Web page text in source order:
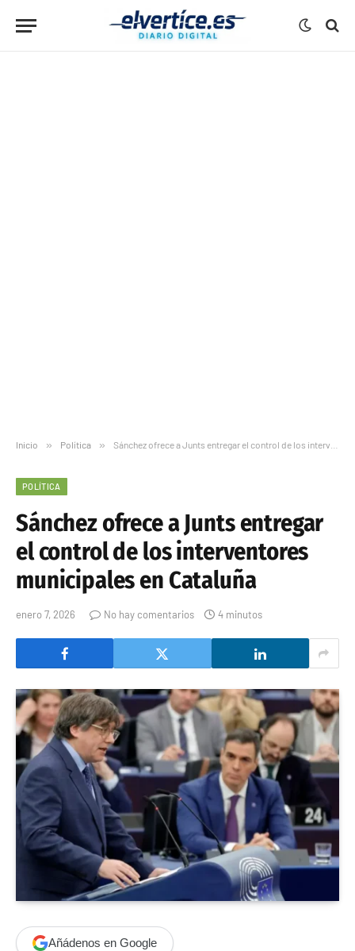
Inicio » Política » Sánchez ofrece a Junts entregar el control de los interventores municipales en Cataluña
POLÍTICA
Sánchez ofrece a Junts entregar
el control de los interventores
municipales en Cataluña
enero 7, 2026 No hay comentarios 4 minutos
Añádenos en Google